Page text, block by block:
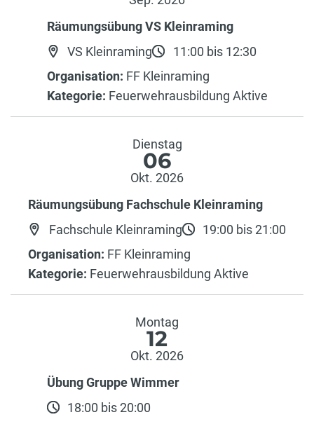
Räumungsübung VS Kleinraming
VS Kleinraming
11:00 bis 12:30
Organisation: FF Kleinraming
Kategorie: Feuerwehrausbildung Aktive
Dienstag
06
Okt. 2026
Räumungsübung Fachschule Kleinraming
Fachschule Kleinraming
19:00 bis 21:00
Organisation: FF Kleinraming
Kategorie: Feuerwehrausbildung Aktive
Montag
12
Okt. 2026
Übung Gruppe Wimmer
18:00 bis 20:00